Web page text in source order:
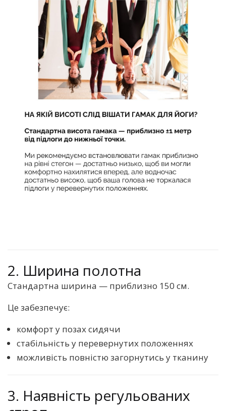
2. Ширина полотна
Стандартна ширина — приблизно 150 см.
Це забезпечує:
комфорт у позах сидячи
стабільність у перевернутих положеннях
можливість повністю загорнутись у тканину
3. Наявність регульованих